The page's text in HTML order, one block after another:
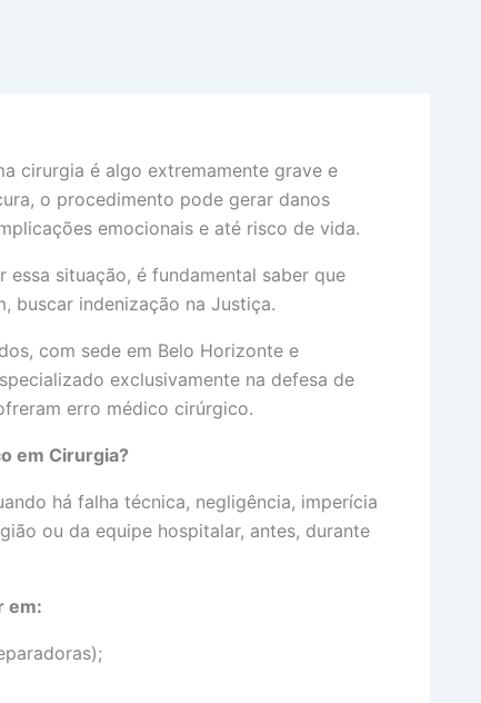
cirurgia é algo extremamente grave e
o procedimento pode gerar danos
emocionais e até risco de vida.
situação, é fundamental saber que
buscar indenização na Justiça.
com sede em Belo Horizonte e
exclusivamente na defesa de
erro médico cirúrgico.
em Cirurgia?
há falha técnica, negligência, imperícia
ou da equipe hospitalar, antes, durante
em: